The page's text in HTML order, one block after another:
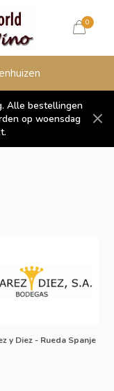
0
Alle bestellingen
op woensdag
y Diez - Rueda Spanje